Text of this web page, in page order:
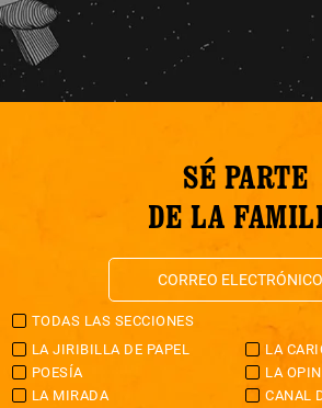
SÉ PARTE
DE LA
TODAS LAS SECCIONES
LA JIRIBILLA DE PAPEL
LA
POESÍA
LA
LA MIRADA
CANAL